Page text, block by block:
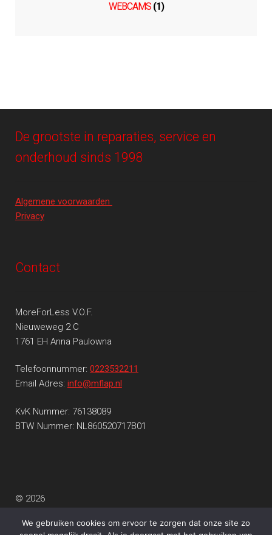
WEBCAMS (1)
De grootste in reparaties, service en
onderhoud sinds 1998
Algemene voorwaarden
Privacy
Contact
MoreForLess V.O.F.
Nieuweweg 2 C
1761 EH Anna Paulowna
Telefoonnummer: 0223532211
Email Adres: info@mflap.nl
KvK Nummer: 76138089
BTW Nummer: NL860520717B01
© 2026
We gebruiken cookies om ervoor te zorgen dat onze site zo